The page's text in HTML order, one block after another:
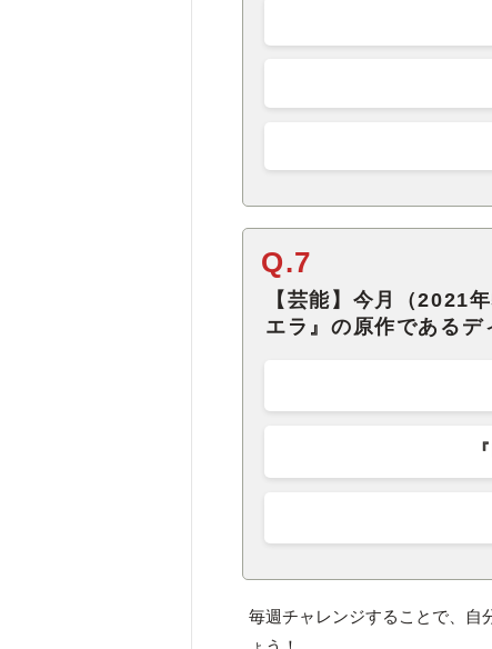
Q.7
【芸能】今月（2021
エラ』の原作であるデ
毎週チャレンジすることで、自